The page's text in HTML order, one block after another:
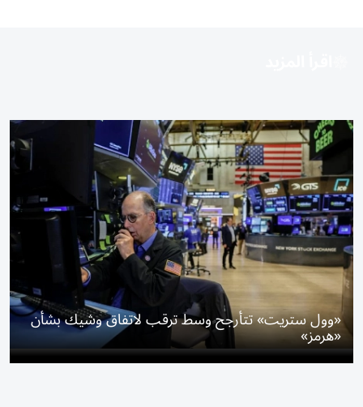
«وول ستريت» تتأرجح وسط ترقب لاتفاق وشيك بشأن
«هرمز»